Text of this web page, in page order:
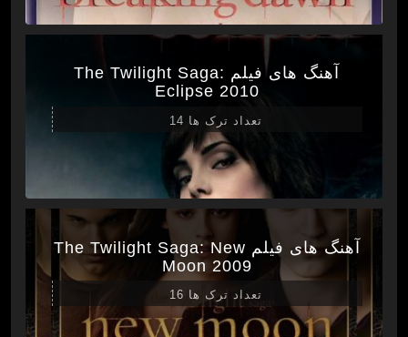
آهنگ های فیلم The Twilight Saga:
Eclipse 2010
تعداد ترک ها 14
آهنگ های فیلم The Twilight Saga: New
Moon 2009
تعداد ترک ها 16